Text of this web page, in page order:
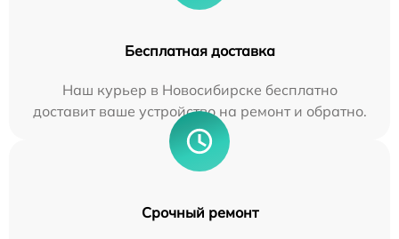
Бесплатная доставка
Наш курьер в Новосибирске бесплатно
доставит ваше устройство на ремонт и обратно.
Срочный ремонт